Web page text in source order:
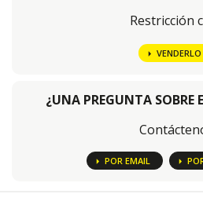
Restricción
VENDERLO
¿UNA PREGUNTA SOBRE
POR EMAIL